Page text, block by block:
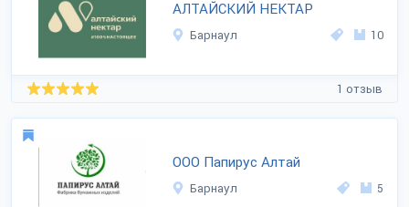
АЛТАЙСКИЙ НЕКТАР
Барнаул 10
1 отзыв
ООО Папирус Алтай
Барнаул 5